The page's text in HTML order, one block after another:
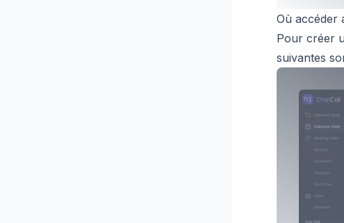
Où accéder
Pour créer
suivantes